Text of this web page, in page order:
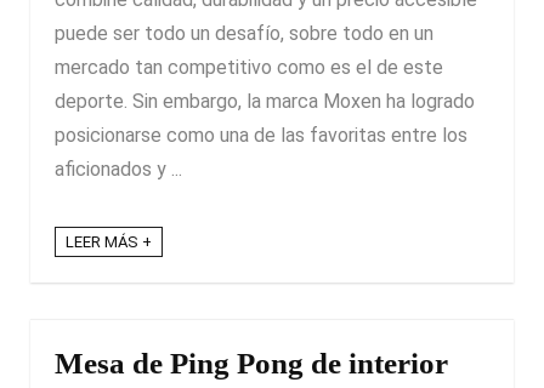
puede ser todo un desafío, sobre todo en un
mercado tan competitivo como es el de este
deporte. Sin embargo, la marca Moxen ha logrado
posicionarse como una de las favoritas entre los
aficionados y ...
LEER MÁS +
Mesa de Ping Pong de interior